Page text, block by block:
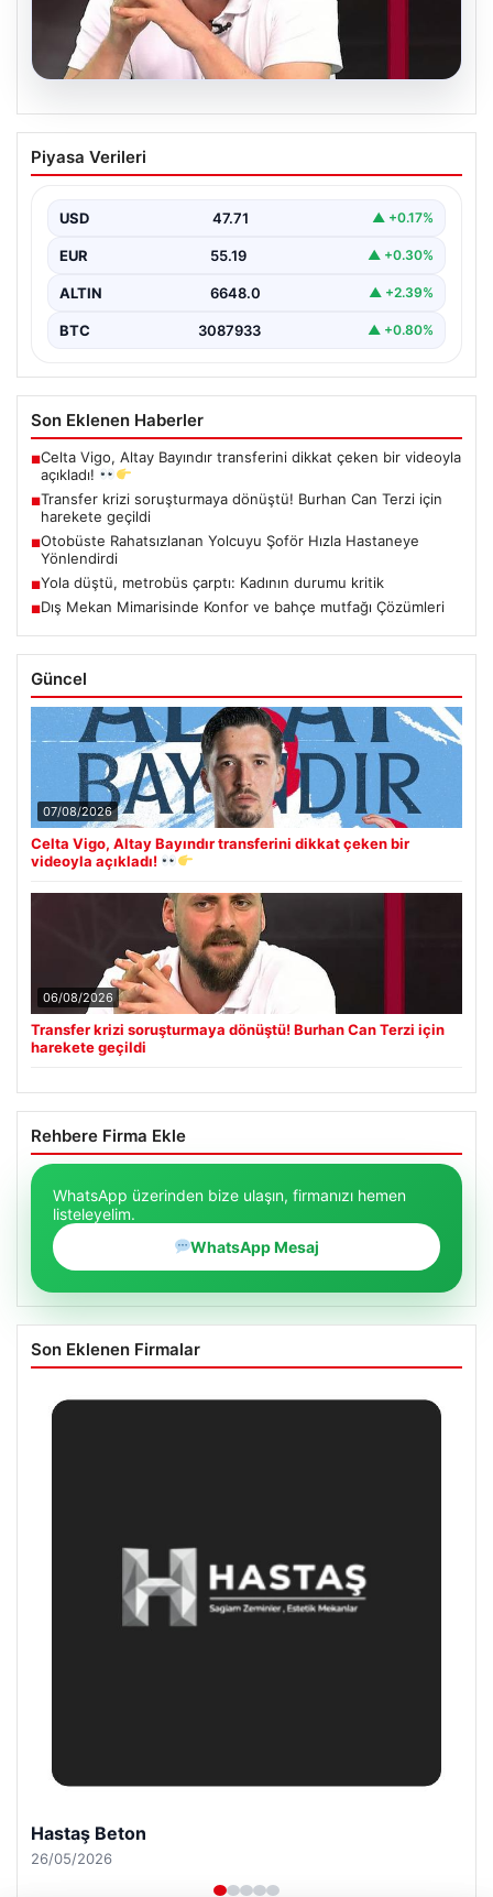
Transfer krizi soruşturmaya dönüştü!
Burhan Can Terzi için harekete geçildi
Piyasa Verileri
USD 47.71 ▲ +0.17%
EUR 55.19 ▲ +0.30%
ALTIN 6648.0 ▲ +2.39%
BTC 3087933 ▲ +0.80%
Son Eklenen Haberler
■Celta Vigo, Altay Bayındır transferini dikkat çeken bir videoyla
açıkladı!
■Transfer krizi soruşturmaya dönüştü! Burhan Can Terzi için
harekete geçildi
■Otobüste Rahatsızlanan Yolcuyu Şoför Hızla Hastaneye
Yönlendirdi
■Yola düştü, metrobüs çarptı: Kadının durumu kritik
■Dış Mekan Mimarisinde Konfor ve bahçe mutfağı Çözümleri
Güncel
07/08/2026
Celta Vigo, Altay Bayındır transferini dikkat çeken bir
videoyla açıkladı!
06/08/2026
Transfer krizi soruşturmaya dönüştü! Burhan Can Terzi için
harekete geçildi
Rehbere Firma Ekle
WhatsApp üzerinden bize ulaşın, firmanızı hemen
listeleyelim.
WhatsApp Mesaj
Son Eklenen Firmalar
Enes Kaplan Avukatlık Bürosu
28/04/2026